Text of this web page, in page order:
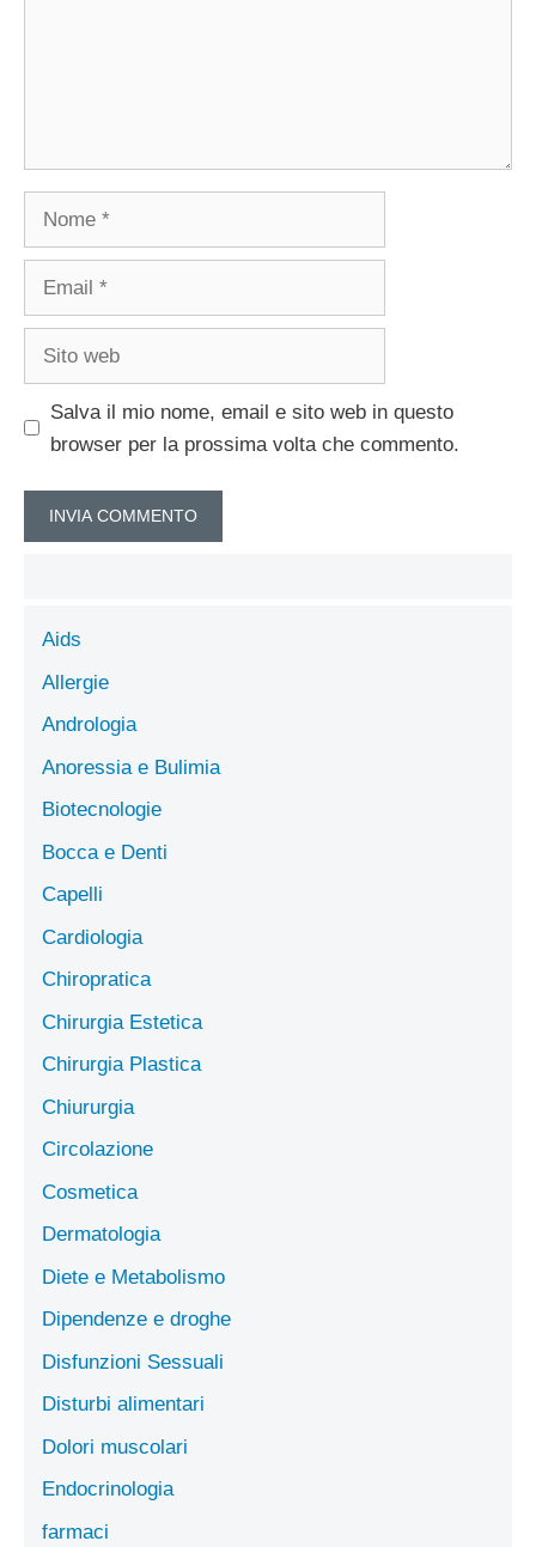
Salva il mio nome, email e sito web in questo
browser per la prossima volta che commento.
Aids
Allergie
Andrologia
Anoressia e Bulimia
Biotecnologie
Bocca e Denti
Capelli
Cardiologia
Chiropratica
Chirurgia Estetica
Chirurgia Plastica
Chiururgia
Circolazione
Cosmetica
Dermatologia
Diete e Metabolismo
Dipendenze e droghe
Disfunzioni Sessuali
Disturbi alimentari
Dolori muscolari
Endocrinologia
farmaci